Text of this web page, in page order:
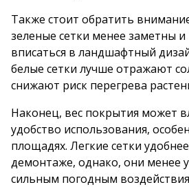
Также стоит обратить
зеленые сетки менее заметны и
вписаться в ландшафтный
белые сетки лучше отражают
снижают риск перегрева
Наконец, вес покрытия может
удобство использования,
площадях. Легкие сетки
демонтаже, однако, они менее
сильным погодным